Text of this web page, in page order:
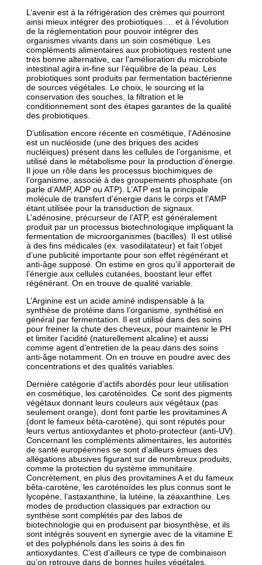
L’avenir est à la réfrigération des crèmes qui pourront
ainsi mieux intégrer des probiotiques…. et à l’évolution
de la réglementation pour pouvoir intégrer des
organismes vivants dans un soin cosmétique. Les
compléments alimentaires aux probiotiques restent une
très bonne alternative, car l’amélioration du microbiote
intestinal agira in-fine sur l’équilibre de la peau. Les
probiotiques sont produits par fermentation bactérienne
de sources végétales. Le choix, le sourcing et la
conservation des souches, la filtration et le
conditionnement sont des étapes garantes de la qualité
des probiotiques.
D’utilisation encore récente en cosmétique, l’Adénosine
est un nucléoside (une des briques des acides
nucléiques) présent dans les cellules de l’organisme, et
utilisé dans le métabolisme pour la production d’énergie.
Il joue un rôle dans les processus biochimiques de
l’organisme, associé à des groupements phosphate (on
parle d’AMP, ADP ou ATP). L’ATP est la principale
molécule de transfert d’énergie dans le corps et l’AMP
étant utilisée pour la transduction de signaux.
L’adénosine, précurseur de l’ATP, est généralement
produit par un processus biotechnologique impliquant la
fermentation de microorganismes (bacilles). Il est utilisé
à des fins médicales (ex. vasodilatateur) et fait l’objet
d’une publicité importante pour son effet régénérant et
anti-âge supposé. On estime en gros qu’il apporterait de
l’énergie aux cellules cutanées, boostant leur effet
régénérant. On en trouve de qualité variable.
L’Arginine est un acide aminé indispensable à la
synthèse de protéine dans l’organisme, synthétisé en
général par fermentation. Il est utilisé dans des soins
pour freiner la chute des cheveux, pour maintenir le PH
et limiter l’acidité (naturellement alcaline) et aussi
comme agent d’entretien de la peau dans des soins
anti-âge notamment. On en trouve en poudre avec des
concentrations et des qualités variables.
Dernière catégorie d’actifs abordés pour leur utilisation
en cosmétique, les caroténoïdes. Ce sont des pigments
végétaux donnant leurs couleurs aux végétaux (pas
seulement orange), dont font partie les provitamines A
(dont le fameux bêta-carotène), qui sont réputés pour
leurs vertus antioxydantes et photo-protecteur (anti-UV).
Concernant les compléments alimentaires, les autorités
de santé européennes se sont d’ailleurs émues des
allégations abusives figurant sur de nombreux produits,
comme la protection du système immunitaire.
Concrètement, en plus des provitamines A et du fameux
bêta-carotène, les caroténoïdes les plus connus sont le
lycopène, l’astaxanthine, la lutéine, la zéaxanthine. Les
modes de production classiques par extraction ou
synthèse sont complétés par des labos de
biotechnologie qui en produisent par biosynthèse, et ils
sont intégrés souvent en synergie avec de la vitamine E
et des polyphénols dans les soins à des fin
antioxydantes. C’est d’ailleurs ce type de combinaison
qu’on retrouve dans de bonnes huiles végétales.